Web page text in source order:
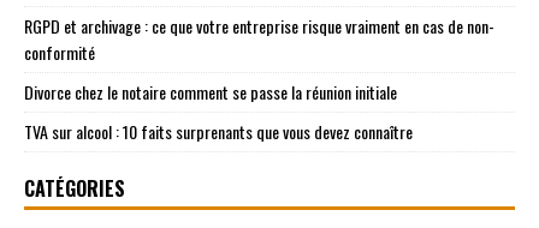
RGPD et archivage : ce que votre entreprise risque vraiment en cas de non-
conformité
Divorce chez le notaire comment se passe la réunion initiale
TVA sur alcool : 10 faits surprenants que vous devez connaître
CATÉGORIES